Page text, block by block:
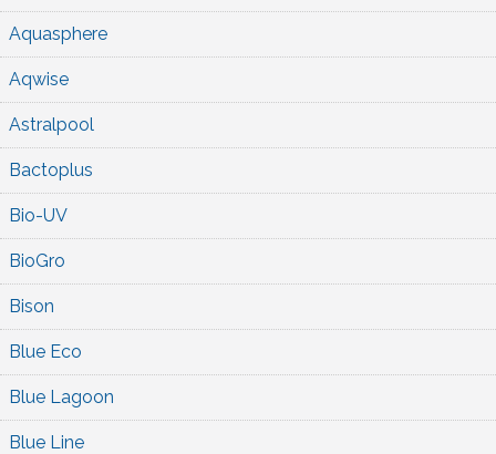
Aquasphere
Aqwise
Astralpool
Bactoplus
Bio-UV
BioGro
Bison
Blue Eco
Blue Lagoon
Blue Line